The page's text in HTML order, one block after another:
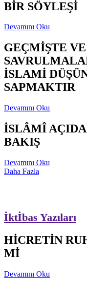
BİR SÖYLEŞİ
Devamını Oku
GEÇMİŞTE
İSLAMİ
SAPMAKTIR
Devamını Oku
İSLÂMÎ
BAKIŞ
Devamını Oku
Daha Fazla
İktİbas Yazıları
HİCRETİN
Mİ
Devamını Oku